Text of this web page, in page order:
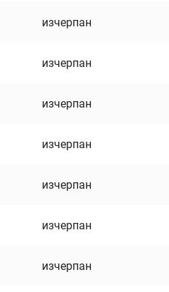
изчерпан
изчерпан
изчерпан
изчерпан
изчерпан
изчерпан
изчерпан